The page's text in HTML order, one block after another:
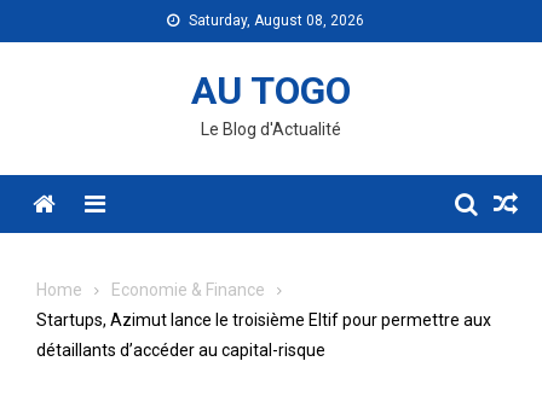
to
Saturday, August 08, 2026
AU TOGO
Le Blog d'Actualité
Menu
Home
Economie & Finance
Startups, Azimut lance le troisième Eltif pour permettre aux
détaillants d’accéder au capital-risque